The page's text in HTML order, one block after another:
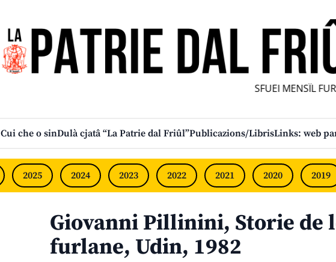
SFUEI MENSÎL
Cui che o sinDulà cjatâ “La Patrie dal Friûl”Publicazions/LibrisLinks: web
2025 2024 2023 2022 2021 2020 2019
Giovanni Pillinini, Storie de
furlane, Udin, 1982